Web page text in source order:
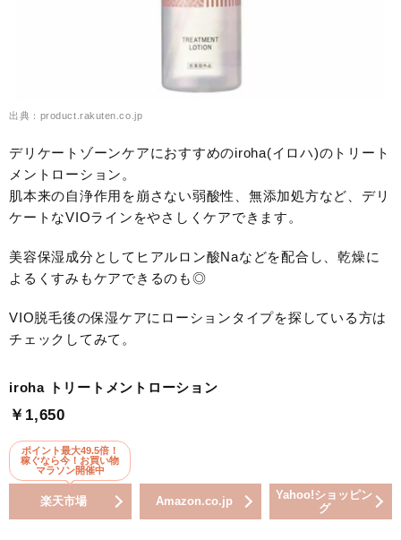
出典：product.rakuten.co.jp
デリケートゾーンケアにおすすめのiroha(イロハ)のトリート
メントローション。
肌本来の自浄作用を崩さない弱酸性、無添加処方など、デリ
ケートなVIOラインをやさしくケアできます。
美容保湿成分としてヒアルロン酸Naなどを配合し、乾燥に
よるくすみもケアできるのも◎
VIO脱毛後の保湿ケアにローションタイプを探している方は
チェックしてみて。
iroha トリートメントローション
￥1,650
ポイント最大49.5倍！
稼ぐなら今！お買い物
マラソン開催中
楽天市場 Amazon.co.jp
Yahoo!ショッピン
グ